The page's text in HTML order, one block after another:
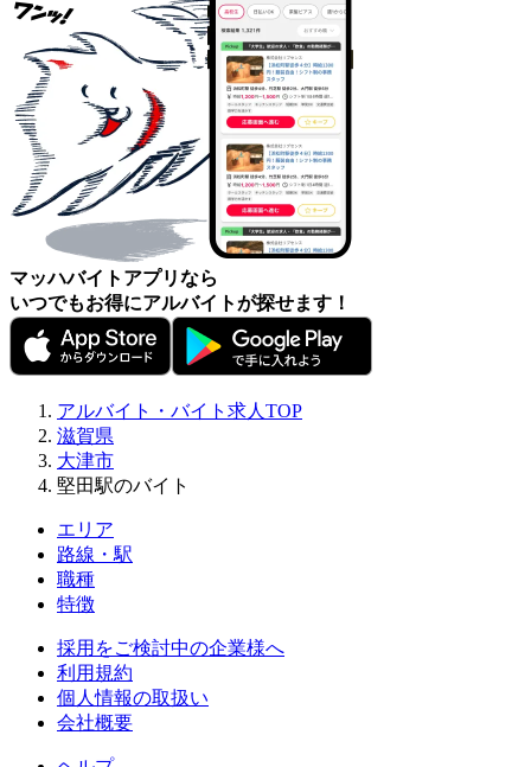
マッハバイトアプリなら
いつでもお得にアルバイトが探せます！
アルバイト・バイト求人TOP
滋賀県
大津市
堅田駅のバイト
エリア
路線・駅
職種
特徴
採用をご検討中の企業様へ
利用規約
個人情報の取扱い
会社概要